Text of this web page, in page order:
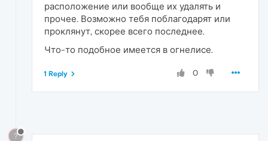
расположение или вообще их удалять и
прочее. Возможно тебя поблагодарят или
проклянут, скорее всего последнее.
Что-то подобное имеется в огнелисе.
0
1 Reply
?